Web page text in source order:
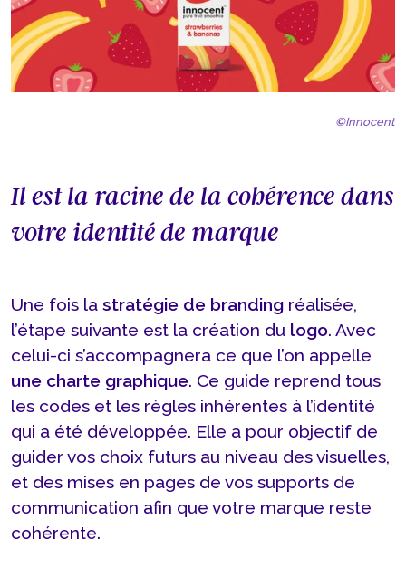
©Innocent
Il est la racine de la cohérence dans
votre identité de marque
Une fois la stratégie de branding réalisée,
l’étape suivante est la création du logo. Avec
celui-ci s’accompagnera ce que l’on appelle
une charte graphique. Ce guide reprend tous
les codes et les règles inhérentes à l’identité
qui a été développée. Elle a pour objectif de
guider vos choix futurs au niveau des visuelles,
et des mises en pages de vos supports de
communication afin que votre marque reste
cohérente.